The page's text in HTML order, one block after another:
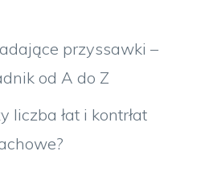
przyssawki –
od A do Z
liczba łat i kontrłat